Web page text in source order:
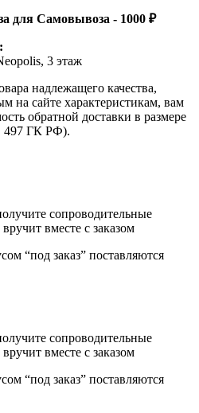
для Самовывоза - 1000 ₽
3 этаж
надлежащего качества,
на сайте характеристикам, вам
обратной доставки в размере
497 ГК РФ).
сопроводительные
вместе с заказом
“под заказ” поставляются
сопроводительные
вместе с заказом
“под заказ” поставляются